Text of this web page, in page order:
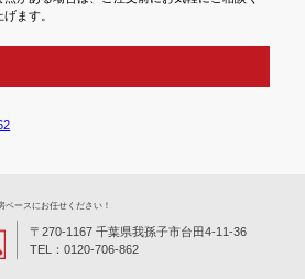
ます。
ースにお任せください！
〒270-1167 千葉県我孫子市台田4-11-36
TEL：0120-706-862